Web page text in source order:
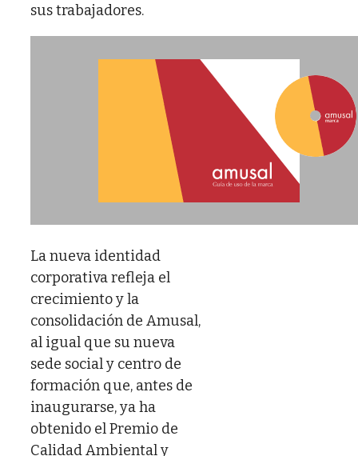
sus trabajadores.
La nueva identidad
corporativa refleja el
crecimiento y la
consolidación de Amusal,
al igual que su nueva
sede social y centro de
formación que, antes de
inaugurarse, ya ha
obtenido el Premio de
Calidad Ambiental y